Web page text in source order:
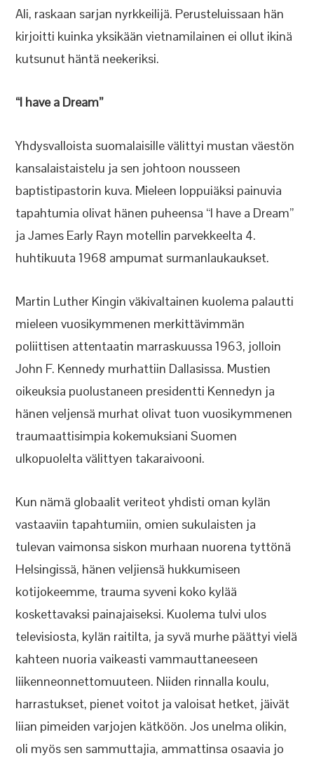
Ali, raskaan sarjan nyrkkeilijä. Perusteluissaan hän
kirjoitti kuinka yksikään vietnamilainen ei ollut ikinä
kutsunut häntä neekeriksi.
“I have a Dream”
Yhdysvalloista suomalaisille välittyi mustan väestön
kansalaistaistelu ja sen johtoon nousseen
baptistipastorin kuva. Mieleen loppuiäksi painuvia
tapahtumia olivat hänen puheensa “I have a Dream”
ja James Early Rayn motellin parvekkeelta 4.
huhtikuuta 1968 ampumat surmanlaukaukset.
Martin Luther Kingin väkivaltainen kuolema palautti
mieleen vuosikymmenen merkittävimmän
poliittisen attentaatin marraskuussa 1963, jolloin
John F. Kennedy murhattiin Dallasissa. Mustien
oikeuksia puolustaneen presidentti Kennedyn ja
hänen veljensä murhat olivat tuon vuosikymmenen
traumaattisimpia kokemuksiani Suomen
ulkopuolelta välittyen takaraivooni.
Kun nämä globaalit veriteot yhdisti oman kylän
vastaaviin tapahtumiin, omien sukulaisten ja
tulevan vaimonsa siskon murhaan nuorena tyttönä
Helsingissä, hänen veljiensä hukkumiseen
kotijokeemme, trauma syveni koko kylää
koskettavaksi painajaiseksi. Kuolema tulvi ulos
televisiosta, kylän raitilta, ja syvä murhe päättyi vielä
kahteen nuoria vaikeasti vammauttaneeseen
liikenneonnettomuuteen. Niiden rinnalla koulu,
harrastukset, pienet voitot ja valoisat hetket, jäivät
liian pimeiden varjojen kätköön. Jos unelma olikin,
oli myös sen sammuttajia, ammattinsa osaavia jo